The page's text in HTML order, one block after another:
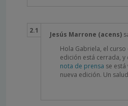
Jesús Marrone (acens)
Hola Gabriela, el
edición está cerrada,
nota de prensa se
nueva edición. Un